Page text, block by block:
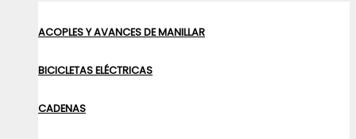
ACOPLES Y AVANCES DE MANILLAR
BICICLETAS ELÉCTRICAS
CADENAS